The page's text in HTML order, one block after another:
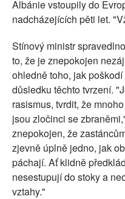
Albánie vstoupily do
nadcházejících pěti let.
Stínový ministr
to, že je znepokojen
ohledně toho, jak
důsledku těchto tvrzení.
rasismus, tvrdit, že
jsou zločinci se
znepokojen, že
zjevně úplně jedno, jak
páchají. Ať klidně
nesestupují do stoky a
vztahy."